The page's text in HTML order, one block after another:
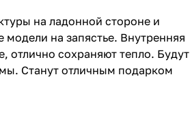
на ладонной стороне и
на запястье. Внутренняя
отлично сохраняют тепло. Будут
Станут отличным подарком